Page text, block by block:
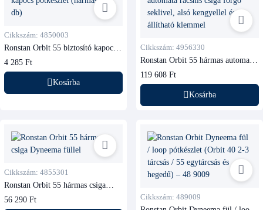
Cikkszám: 4850003
Ronstan Orbit 55 biztosító kapocs
4 285 Ft
Kosárba
Cikkszám: 4956330
Ronstan Orbit 55 hármas automata
kengyellel és állítható klemmel
119 608 Ft
Kosárba
Cikkszám: 4855301
Ronstan Orbit 55 hármas csiga
56 290 Ft Cikkszám: 489009